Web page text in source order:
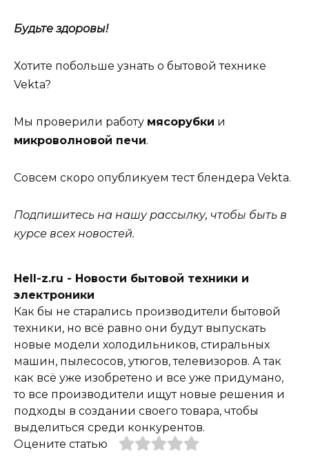
Будьте здоровы!
Хотите побольше узнать о бытовой технике
Vekta?
Мы проверили работу мясорубки и
микроволновой печи.
Совсем скоро опубликуем тест блендера Vekta.
Подпишитесь на нашу рассылку, чтобы быть в
курсе всех новостей.
Hell-z.ru - Новости бытовой техники и
электроники
Как бы не старались производители бытовой
техники, но всё равно они будут выпускать
новые модели холодильников, стиральных
машин, пылесосов, утюгов, телевизоров. А так
как всё уже изобретено и все уже придумано,
то все производители ищут новые решения и
подходы в создании своего товара, чтобы
выделиться среди конкурентов.
Оцените статью